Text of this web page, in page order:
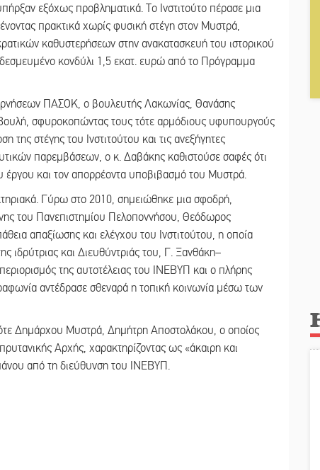
εξόχως προβληματικά. Το Ινστιτούτο πέρασε μια
πρακτικά χωρίς φυσική στέγη στον Μυστρά,
καθυστερήσεων στην ανακατασκευή του ιστορικού
κονδύλι 1,5 εκατ. ευρώ από το Πρόγραμμα
ΠΑΣΟΚ, ο βουλευτής Λακωνίας, Θανάσης
σφυροκοπώντας τους τότε αρμόδιους υφυπουργούς
της στέγης του Ινστιτούτου και τις ανεξήγητες
παρεμβάσεων, ο κ. Δαβάκης καθιστούσε σαφές ότι
και τον απορρέοντα υποβιβασμό του Μυστρά.
Γύρω στο 2010, σημειώθηκε μια σφοδρή,
του Πανεπιστημίου Πελοποννήσου, Θεόδωρος
απαξίωσης και ελέγχου του Ινστιτούτου, η οποία
και Διευθύντριάς του, Γ. Ξανθάκη–
της αυτοτέλειας του ΙΝΕΒΥΠ και ο πλήρης
αντέδρασε σθεναρά η τοπική κοινωνία μέσω των
Δημάρχου Μυστρά, Δημήτρη Αποστολάκου, ο οποίος
Αρχής, χαρακτηρίζοντας ως «άκαιρη και
από τη διεύθυνση του ΙΝΕΒΥΠ.